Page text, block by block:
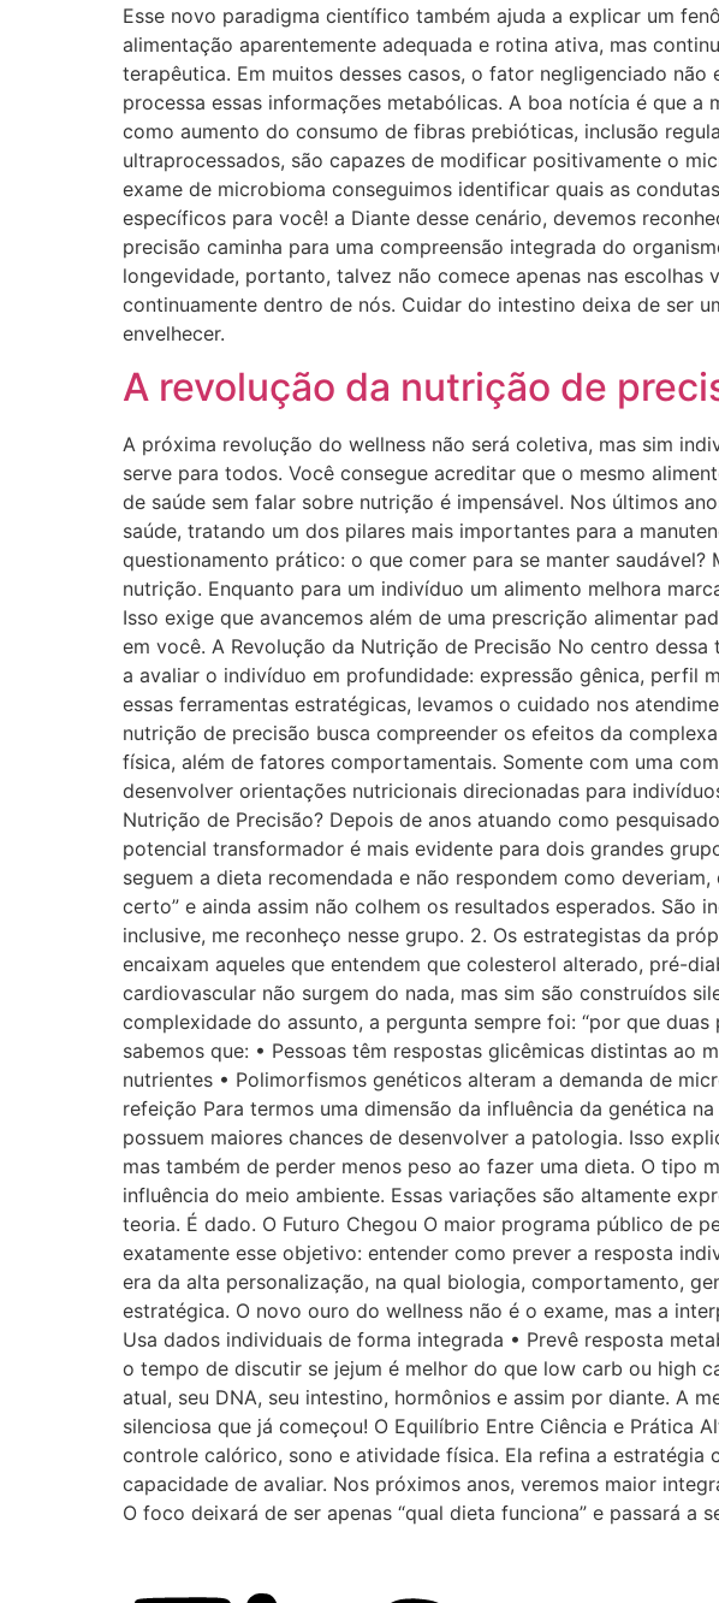
Esse novo paradigma científico também ajuda a explicar um
alimentação aparentemente adequada e rotina ativa, mas
terapêutica. Em muitos desses casos, o fator negligenciado
processa essas informações metabólicas. A boa notícia é que
como aumento do consumo de fibras prebióticas, inclusão
ultraprocessados, são capazes de modificar positivamente o
exame de microbioma conseguimos identificar quais as
específicos para você! a Diante desse cenário, devemos
precisão caminha para uma compreensão integrada do
longevidade, portanto, talvez não comece apenas nas
continuamente dentro de nós. Cuidar do intestino deixa de ser
envelhecer.
A revolução da nutrição de
A próxima revolução do wellness não será coletiva, mas sim
serve para todos. Você consegue acreditar que o mesmo
de saúde sem falar sobre nutrição é impensável. Nos últimos
saúde, tratando um dos pilares mais importantes para a
questionamento prático: o que comer para se manter
nutrição. Enquanto para um indivíduo um alimento melhora
Isso exige que avancemos além de uma prescrição alimentar
em você. A Revolução da Nutrição de Precisão No centro
a avaliar o indivíduo em profundidade: expressão gênica, perfil
essas ferramentas estratégicas, levamos o cuidado nos
nutrição de precisão busca compreender os efeitos da
física, além de fatores comportamentais. Somente com uma
desenvolver orientações nutricionais direcionadas para
Nutrição de Precisão? Depois de anos atuando como
potencial transformador é mais evidente para dois grandes
seguem a dieta recomendada e não respondem como
certo” e ainda assim não colhem os resultados esperados. São
inclusive, me reconheço nesse grupo. 2. Os estrategistas da
encaixam aqueles que entendem que colesterol alterado, pré-
cardiovascular não surgem do nada, mas sim são construídos
complexidade do assunto, a pergunta sempre foi: “por que
sabemos que: • Pessoas têm respostas glicêmicas distintas
nutrientes • Polimorfismos genéticos alteram a demanda de
refeição Para termos uma dimensão da influência da genética
possuem maiores chances de desenvolver a patologia. Isso
mas também de perder menos peso ao fazer uma dieta. O tipo
influência do meio ambiente. Essas variações são altamente
teoria. É dado. O Futuro Chegou O maior programa público de
exatamente esse objetivo: entender como prever a resposta
era da alta personalização, na qual biologia, comportamento,
estratégica. O novo ouro do wellness não é o exame, mas a
Usa dados individuais de forma integrada • Prevê resposta
o tempo de discutir se jejum é melhor do que low carb ou high
atual, seu DNA, seu intestino, hormônios e assim por diante. A
silenciosa que já começou! O Equilíbrio Entre Ciência e Prática
controle calórico, sono e atividade física. Ela refina a
capacidade de avaliar. Nos próximos anos, veremos maior
O foco deixará de ser apenas “qual dieta funciona” e passará a